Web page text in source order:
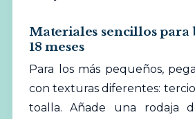
Materiales sencillos para
18 meses
Para los más pequeños,
con texturas diferentes:
toalla. Añade una rodaja